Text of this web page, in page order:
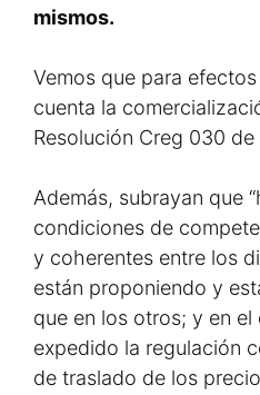
mismos.
Vemos que para
cuenta la
Resolución Creg 030 de
Además, subrayan que
condiciones de
y coherentes entre los
están proponiendo y
que en los otros; y en
expedido la regulación
de traslado de los